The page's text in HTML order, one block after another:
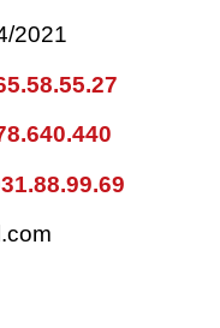
2021